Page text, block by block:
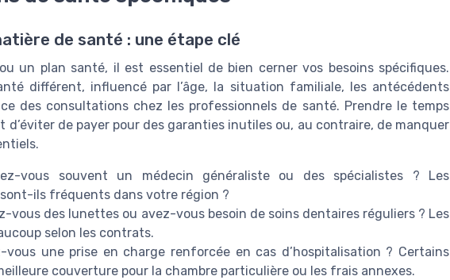
de santé : une étape clé
un plan santé, il est essentiel de bien cerner vos besoins spécifiques.
différent, influencé par l’âge, la situation familiale, les antécédents
des consultations chez les professionnels de santé. Prendre le temps
d’éviter de payer pour des garanties inutiles ou, au contraire, de manquer
vous souvent un médecin généraliste ou des spécialistes ? Les
ils fréquents dans votre région ?
vous des lunettes ou avez-vous besoin de soins dentaires réguliers ? Les
selon les contrats.
vous une prise en charge renforcée en cas d’hospitalisation ? Certains
couverture pour la chambre particulière ou les frais annexes.